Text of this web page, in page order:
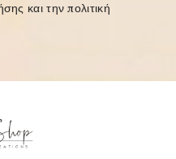
και την πολιτική